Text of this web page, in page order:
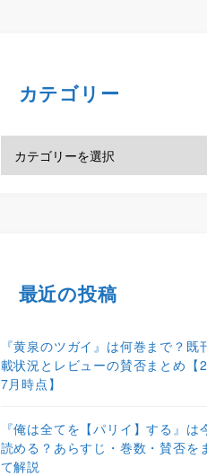
カテゴリー
最近の投稿
『黄泉のツガイ』は何巻まで？既
載状況とレビューの賛否まとめ【
7月時点】
『俺は全てを【パリイ】する』は
読める？あらすじ・巻数・賛否を
て解説